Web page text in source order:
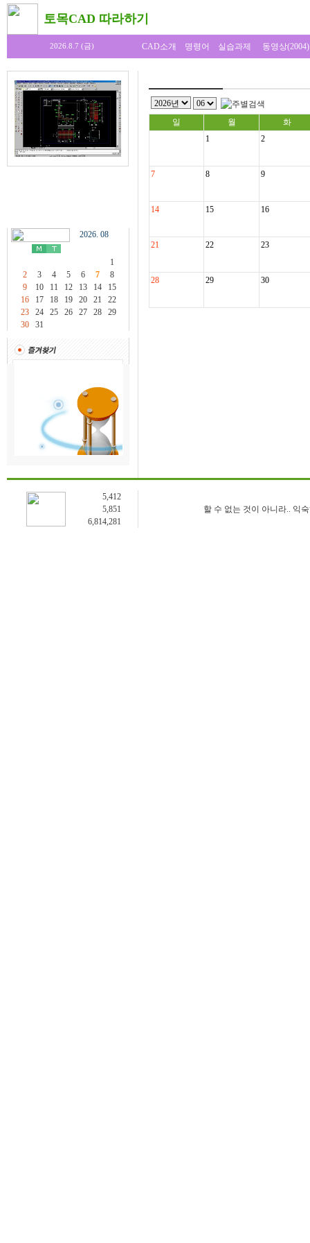
토목CAD 따라하기
2026.8.7 (금) CAD소개 명령어 실습과제 동영상(2004)
2026. 08
1
2
3 4 5 6 7
8
9
10 11 12 13 14
15
16
17 18 19 20 21
22
23
24 25 26 27 28
29
30
31
일 월
화
1
2
7 8 9
14 15 16
21 22 23
28 29 30
5,412
5,851
6,814,281
할 수 없는 것이 아니라.. 익